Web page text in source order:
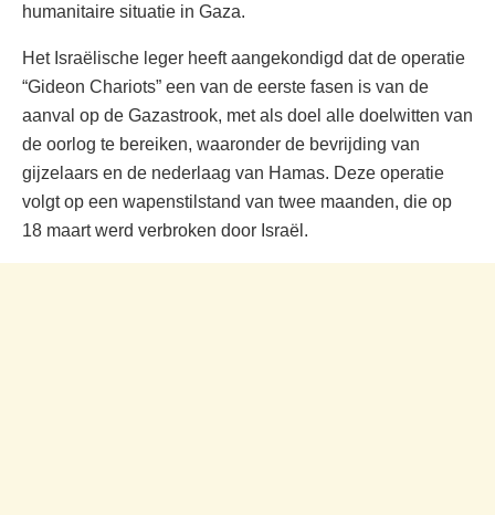
humanitaire situatie in Gaza.
Het Israëlische leger heeft aangekondigd dat de operatie
“Gideon Chariots” een van de eerste fasen is van de
aanval op de Gazastrook, met als doel alle doelwitten van
de oorlog te bereiken, waaronder de bevrijding van
gijzelaars en de nederlaag van Hamas. Deze operatie
volgt op een wapenstilstand van twee maanden, die op
18 maart werd verbroken door Israël.